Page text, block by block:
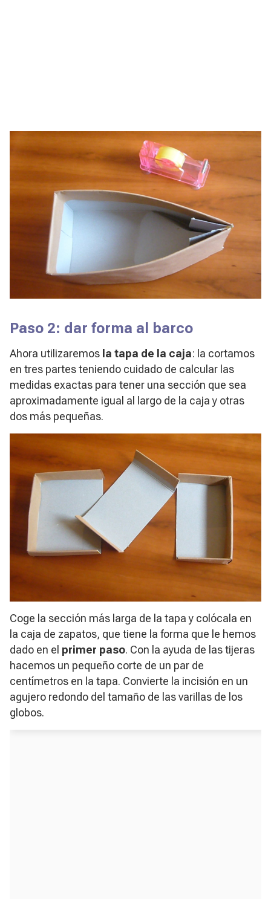
Paso 2: dar forma al barco
Ahora utilizaremos la tapa de la caja: la cortamos
en tres partes teniendo cuidado de calcular las
medidas exactas para tener una sección que sea
aproximadamente igual al largo de la caja y otras
dos más pequeñas.
Coge la sección más larga de la tapa y colócala en
la caja de zapatos, que tiene la forma que le hemos
dado en el primer paso. Con la ayuda de las tijeras
hacemos un pequeño corte de un par de
centímetros en la tapa. Convierte la incisión en un
agujero redondo del tamaño de las varillas de los
globos.